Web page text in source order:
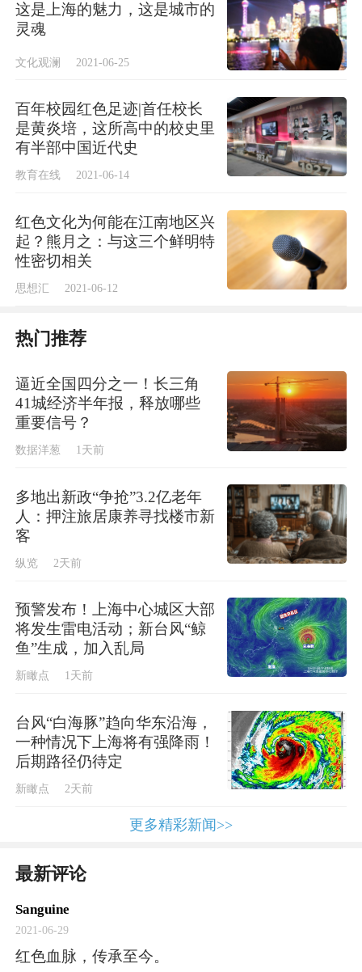
如今地址为青云路323号的上海市第六十中
学，其所在地当时属于老闸北的青岛路青云
遗址纪念墙。
回首百年，最初，上海大学的硬件设施极其简
陋，校舍是青云坊一座老式石库门，两层楼共
十间房，弄堂门便是校门，“弄堂大学”由此得
名。1923年4月，邵力子偕同于右任在四马路
（今上海市福州路）同兴楼邀约李大钊商谈校
务。1922年至1927年间的办学历程，蕴藏着极
为丰富的红色密码。
上海大学历史系副教授张元隆研究，当时邓中
夏以北大青年学生的杰出代表身份，参与共产
党北京发起组，成为中国共产党的早期领导人
成为终身的职业革命家。1923年春，邓中夏经
李大钊介绍，应上海大学校长于右任之聘，到
上大任总务长（即校务长）。他在上海大学主
学”，改造成为闻名遐迩的培养国民革命人才的
这是上海的魅力，这是城市的
灵魂
文化观澜 2021-06-25
百年校园红色足迹|首任校长
是黄炎培，这所高中的校史里
有半部中国近代史
教育在线 2021-06-14
红色文化为何能在江南地区兴
起？熊月之：与这三个鲜明特
性密切相关
思想汇 2021-06-12
热门推荐
逼近全国四分之一！长三角
41城经济半年报，释放哪些
重要信号？
数据洋葱 1天前
多地出新政“争抢”3.2亿老年
人：押注旅居康养寻找楼市新
客
纵览 2天前
预警发布！上海中心城区大部
将发生雷电活动；新台风“鲸
鱼”生成，加入乱局
新瞰点 1天前
台风“白海豚”趋向华东沿海，
一种情况下上海将有强降雨！
后期路径仍待定
新瞰点 2天前
更多精彩新闻>>
最新评论
Sanguine
2021-06-29
红色血脉，传承至今。